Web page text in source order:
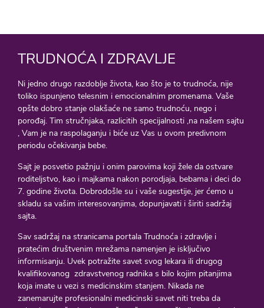
TRUDNOĆA I ZDRAVLJE
Ni jedno drugo razdoblje života, kao što je to trudnoća, nije
toliko ispunjeno telesnim i emocionalnim promenama. Vaše
opšte dobro stanje olakšaće ne samo trudnoću, nego i
porođaj. Tim stručnjaka, razlicitih specijalnosti ,na našem sajtu
, Vam je na raspolaganju i biće uz Vas u ovom predivnom
periodu očekivanja bebe.
Sajt je posvetio pažnju i onim parovima koji žele da ostvare
roditeljstvo, kao i majkama nakon porodjaja, bebama i deci do
7. godine života. Dobrodošle su i vaše sugestije, jer ćemo u
skladu sa vašim interesovanjima, dopunjavati i širiti sadržaj
sajta.
Sav sadržaj na stranicama portala Trudnoća i zdravlje i
pratećim društvenim mrežama namenjen je isključivo
informisanju. Uvek potražite savet svog lekara ili drugog
kvalifikovanog zdravstvenog radnika s bilo kojim pitanjima
koja imate u vezi s medicinskim stanjem. Nikada ne
zanemarujte profesionalni medicinski savet niti treba da